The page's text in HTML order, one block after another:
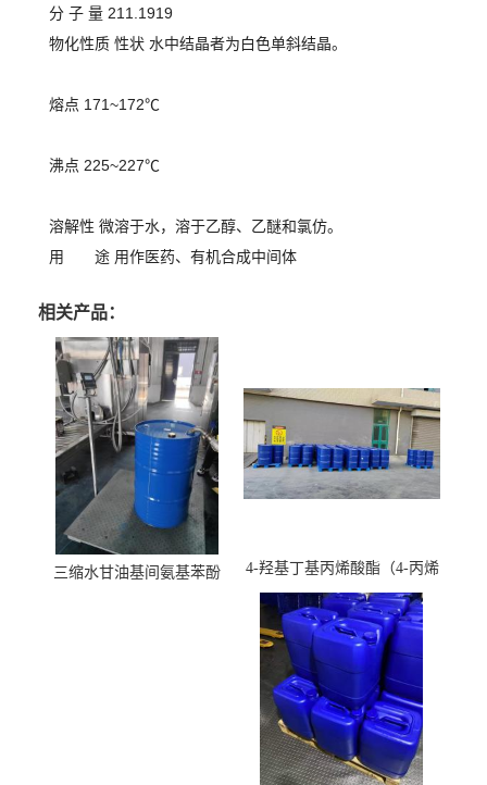
分 子 量 211.1919
物化性质 性状 水中结晶者为白色单斜结晶。
熔点 171~172℃
沸点 225~227℃
溶解性 微溶于水，溶于乙醇、乙醚和氯仿。
用 途 用作医药、有机合成中间体
相关产品：
三缩水甘油基间氨基苯酚
4-羟基丁基丙烯酸酯（4-丙烯
酸羟丁酯）